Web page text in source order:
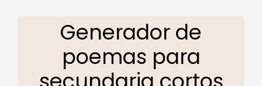
Generador de
poemas para